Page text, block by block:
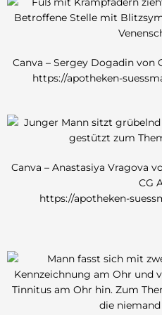
Canva – Sergey Dogadin von
https://apotheken-
Canva – Anastasiya Vragova
CG
https://apotheken-